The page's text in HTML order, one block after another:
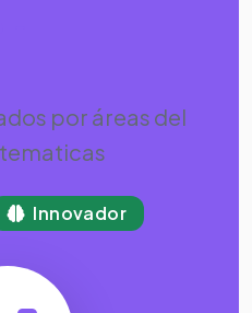
por áreas del
Innovador